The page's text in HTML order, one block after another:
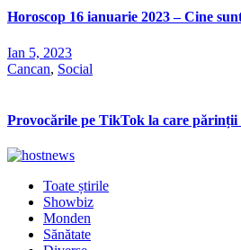
Horoscop 16 ianuarie 2023 – Cine
Ian 5, 2023
Cancan, Social
Provocările pe TikTok la care părinții
Toate știrile
Showbiz
Monden
Sănătate